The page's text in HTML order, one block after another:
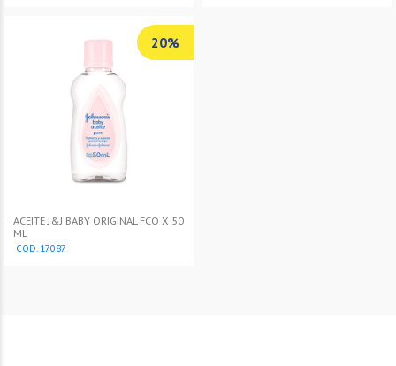
20%
ACEITE J&J BABY ORIGINAL FCO X 50
ML
COD. 17087